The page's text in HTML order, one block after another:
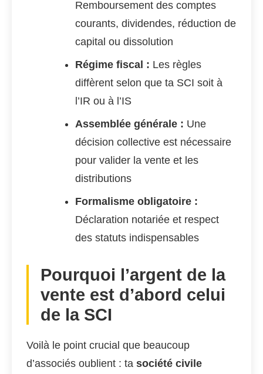
Remboursement des comptes
courants, dividendes, réduction de
capital ou dissolution
Régime fiscal : Les règles
diffèrent selon que ta SCI soit à
l’IR ou à l’IS
Assemblée générale : Une
décision collective est nécessaire
pour valider la vente et les
distributions
Formalisme obligatoire :
Déclaration notariée et respect
des statuts indispensables
Pourquoi l’argent de la
vente est d’abord celui
de la SCI
Voilà le point crucial que beaucoup
d’associés oublient : ta société civile